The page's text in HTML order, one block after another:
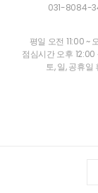
031-8084-
평일 오전 11:00 ~
점심시간 오후 12:00
토, 일, 공휴일